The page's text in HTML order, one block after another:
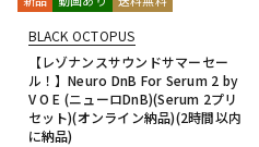
BLACK OCTOPUS
【レゾナンスサウンドサマーセー
ル！】Neuro DnB For Serum 2 by
V O E (ニューロDnB)(Serum 2プリ
セット)(オンライン納品)(2時間以内
に納品)